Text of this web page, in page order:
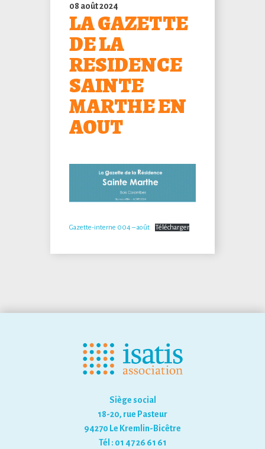
08 août 2024
LA GAZETTE
DE LA
RESIDENCE
SAINTE
MARTHE EN
AOUT
Gazette-interne 004 – août Télécharger
Siège social
18-20, rue Pasteur
94270 Le Kremlin-Bicêtre
Tél : 01 47 26 61 61